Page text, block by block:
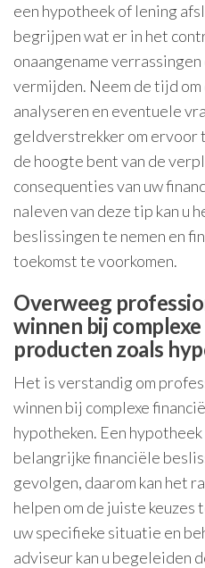
een hypotheek of lening
begrijpen wat er in het
onaangename
vermijden. Neem de tijd
analyseren en eventuele
geldverstrekker om ervoor
de hoogte bent van de
consequenties van uw
naleven van deze tip kan u
beslissingen te nemen en
toekomst te voorkomen.
Overweeg
winnen bij
producten zoals
Het is verstandig om
winnen bij complexe
hypotheken. Een
belangrijke financiële
gevolgen, daarom kan het
helpen om de juiste keuzes
uw specifieke situatie en
adviseur kan u begeleiden